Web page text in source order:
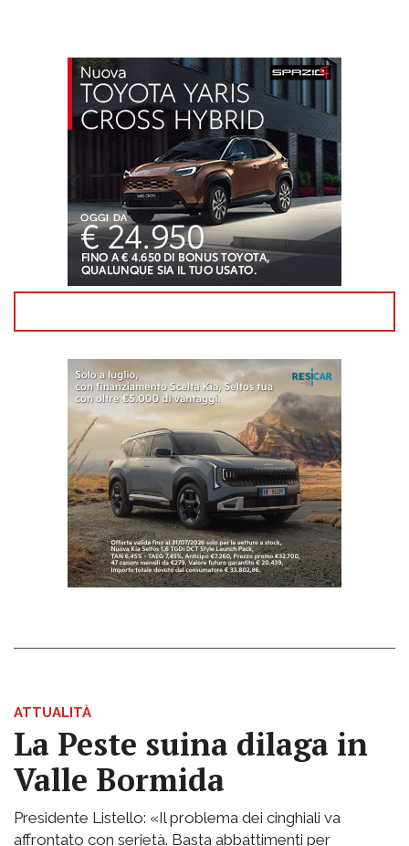
ATTUALITÀ
La Peste suina dilaga in
Valle Bormida
Presidente Listello: «Il problema dei cinghiali va
affrontato con serietà. Basta abbattimenti per